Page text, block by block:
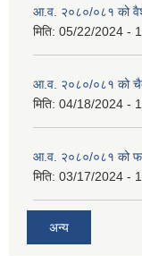
आ.व. २०८०/०८१ को
मिति: 05/22/2024 -
आ.व. २०८०/०८१ को चैत
मिति: 04/18/2024 -
आ.व. २०८०/०८१ को
मिति: 03/17/2024 -
अन्य